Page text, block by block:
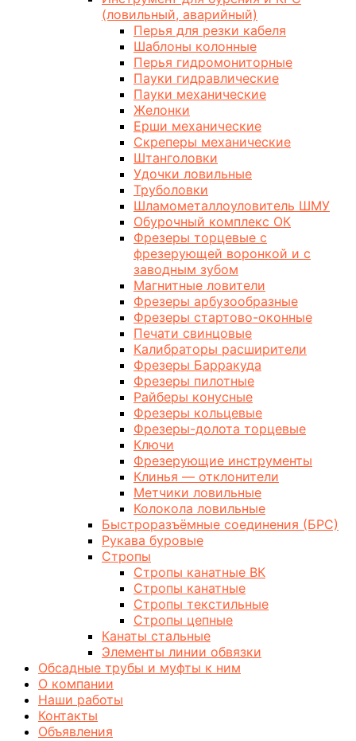
(ловильный, аварийный)
Перья для резки кабеля
Шаблоны колонные
Перья гидромониторные
Пауки гидравлические
Пауки механические
Желонки
Ерши механические
Скреперы механические
Штанголовки
Удочки ловильные
Труболовки
Шламометаллоуловитель ШМУ
Обурочный комплекс ОК
Фрезеры торцевые с
фрезерующей воронкой и с
заводным зубом
Магнитные ловители
Фрезеры арбузообразные
Фрезеры стартово-оконные
Печати свинцовые
Калибраторы расширители
Фрезеры Барракуда
Фрезеры пилотные
Райберы конусные
Фрезеры кольцевые
Фрезеры-долота торцевые
Ключи
Фрезерующие инструменты
Клинья — отклонители
Метчики ловильные
Колокола ловильные
Быстроразъёмные соединения (БРС)
Рукава буровые
Стропы
Стропы канатные ВК
Стропы канатные
Стропы текстильные
Стропы цепные
Канаты стальные
Элементы линии обвязки
Обсадные трубы и муфты к ним
О компании
Наши работы
Контакты
Объявления